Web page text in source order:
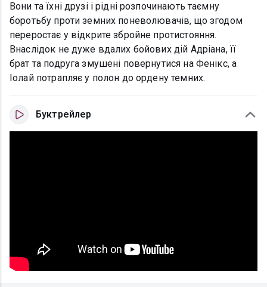
Вони та їхні друзі і рідні розпочинають таємну
боротьбу проти земних поневолювачів, що згодом
переростає у відкрите збройне протистояння.
Внаслідок не дуже вдалих бойових дій Адріана, її
брат та подруга змушені повернутися на Фенікс, а
Іолай потрапляє у полон до ордену темних.
Буктрейлер